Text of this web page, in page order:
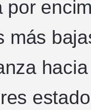
por
más